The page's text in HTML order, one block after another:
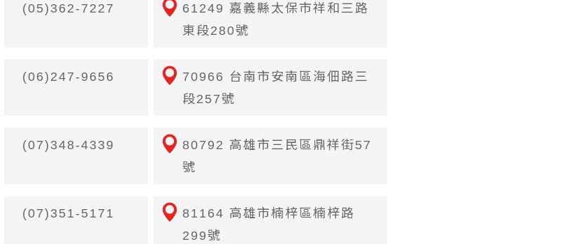
(05)362-7227
61249 嘉義縣太保市祥和三路
東段280號
(06)247-9656
70966 台南市安南區海佃路三
段257號
(07)348-4339
80792 高雄市三民區鼎祥街57
號
(07)351-5171
81164 高雄市楠梓區楠梓路
299號